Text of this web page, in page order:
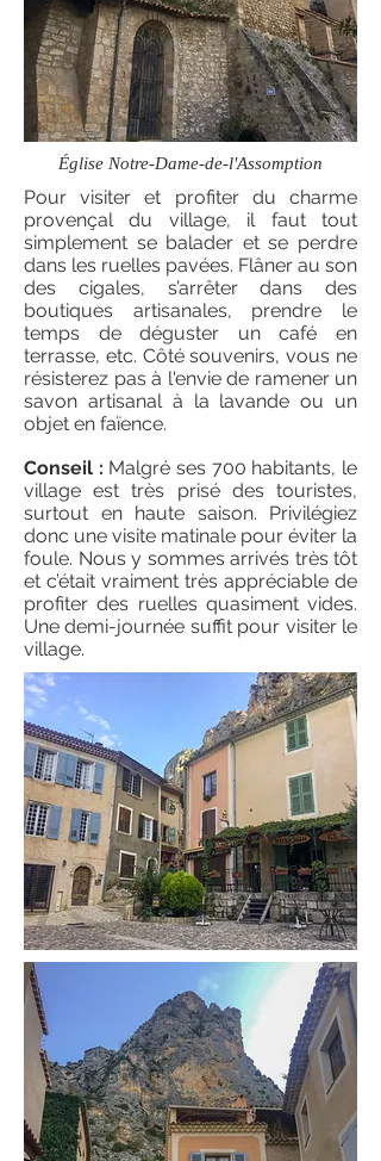
Église Notre-Dame-de-l'Assomption
Pour visiter et profiter du charme
provençal du village, il faut tout
simplement se balader et se perdre
dans les ruelles pavées. Flâner au son
des cigales, s’arrêter dans des
boutiques artisanales, prendre le
temps de déguster un café en
terrasse, etc. Côté souvenirs, vous ne
résisterez pas à l'envie de ramener un
savon artisanal à la lavande ou un
objet en faïence.
Conseil : Malgré ses 700 habitants, le
village est très prisé des touristes,
surtout en haute saison. Privilégiez
donc une visite matinale pour éviter la
foule. Nous y sommes arrivés très tôt
et c’était vraiment très appréciable de
profiter des ruelles quasiment vides.
Une demi-journée suffit pour visiter le
village.